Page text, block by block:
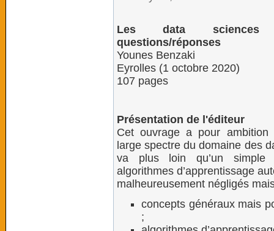
Les data
questions/réponses
Younes Benzaki
Eyrolles (1 octobre 2020)
107 pages
Présentation de l'éditeur
Cet ouvrage a pour
large spectre du domaine des
va plus loin qu’un
algorithmes d’apprentissage
malheureusement négligés
concepts généraux mais
;